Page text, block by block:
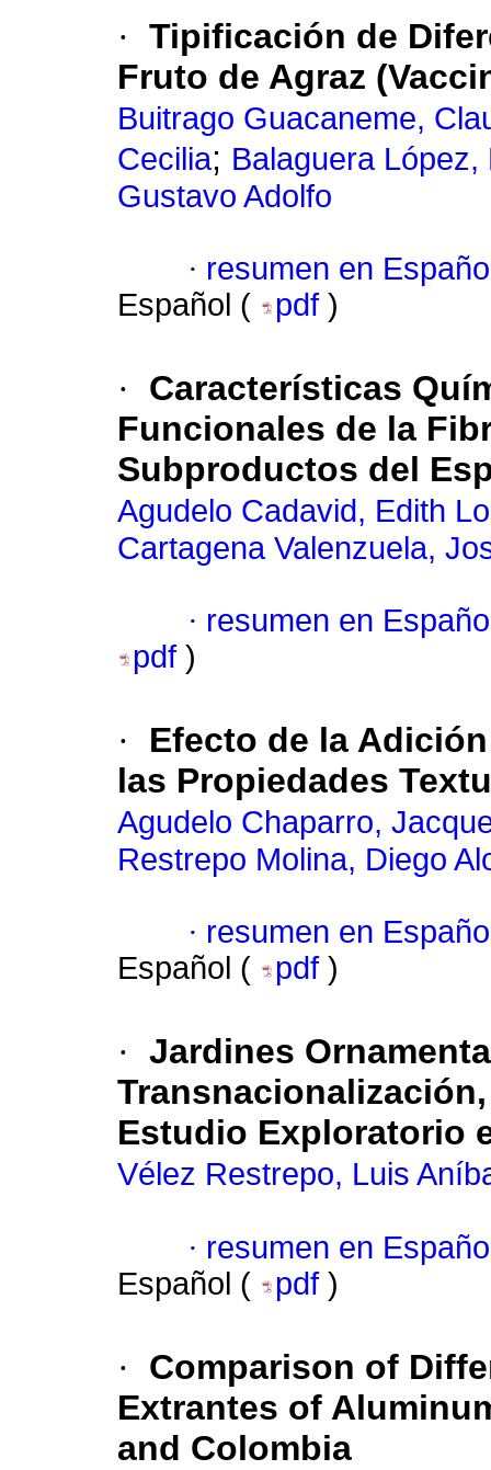
· Tipificación de
Fruto de Agraz
Buitrago Guacaneme,
Cecilia; Balaguera
Gustavo Adolfo
· resumen en
Español (
pdf )
·
Características
Funcionales de la
Subproductos del
Agudelo Cadavid, Edith
Cartagena Valenzuela,
· resumen en
pdf )
·
Efecto de la
las Propiedades
Agudelo Chaparro,
Restrepo Molina, Diego
· resumen en
Español (
pdf )
· Jardines
Estudio Exploratorio
Vélez Restrepo, Luis
· resumen en
Español (
pdf )
·
Comparison of
Extrantes of
and Colombia